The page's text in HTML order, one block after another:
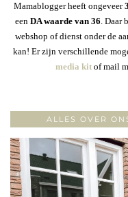
Mamablogger heeft ongeveer
een DA waarde van 36. Daar
webshop of dienst onder de
kan! Er zijn verschillende
media kitof mail
ALLES OVER